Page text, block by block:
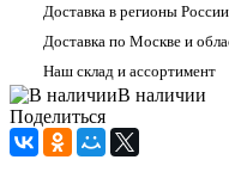
Доставка в регионы России
Доставка по Москве и
Наш склад и ассортимент
В наличии
Поделиться